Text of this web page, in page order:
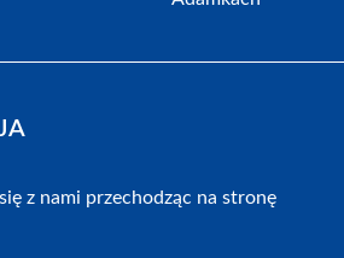
z nami przechodząc na stronę